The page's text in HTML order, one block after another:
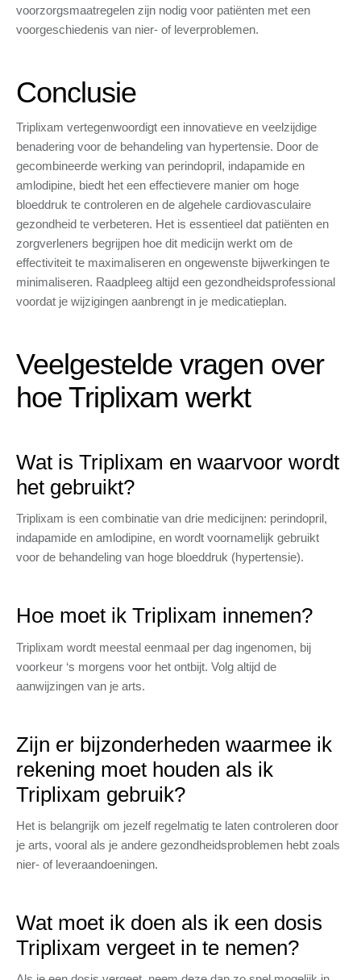
voorzorgsmaatregelen zijn nodig voor patiënten met een
voorgeschiedenis van nier- of leverproblemen.
Conclusie
Triplixam vertegenwoordigt een innovatieve en veelzijdige
benadering voor de behandeling van hypertensie. Door de
gecombineerde werking van perindopril, indapamide en
amlodipine, biedt het een effectievere manier om hoge
bloeddruk te controleren en de algehele cardiovasculaire
gezondheid te verbeteren. Het is essentieel dat patiënten en
zorgverleners begrijpen hoe dit medicijn werkt om de
effectiviteit te maximaliseren en ongewenste bijwerkingen te
minimaliseren. Raadpleeg altijd een gezondheidsprofessional
voordat je wijzigingen aanbrengt in je medicatieplan.
Veelgestelde vragen over
hoe Triplixam werkt
Wat is Triplixam en waarvoor wordt
het gebruikt?
Triplixam is een combinatie van drie medicijnen: perindopril,
indapamide en amlodipine, en wordt voornamelijk gebruikt
voor de behandeling van hoge bloeddruk (hypertensie).
Hoe moet ik Triplixam innemen?
Triplixam wordt meestal eenmaal per dag ingenomen, bij
voorkeur ‘s morgens voor het ontbijt. Volg altijd de
aanwijzingen van je arts.
Zijn er bijzonderheden waarmee ik
rekening moet houden als ik
Triplixam gebruik?
Het is belangrijk om jezelf regelmatig te laten controleren door
je arts, vooral als je andere gezondheidsproblemen hebt zoals
nier- of leveraandoeningen.
Wat moet ik doen als ik een dosis
Triplixam vergeet in te nemen?